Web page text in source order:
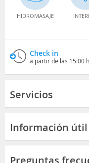
HIDROMASAJE
Check in
a partir de las 15:00
Servicios
Información útil
Preguntas